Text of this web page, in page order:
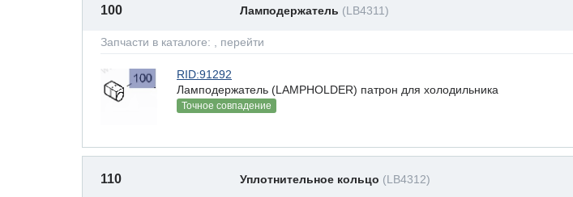
100 Ламподержатель (LB4311)
Запчасти в каталоге: , перейти
RID:91292
Ламподержатель (LAMPHOLDER) патрон для холодильника
Точное совпадение
110 Уплотнительное кольцо (LB4312)